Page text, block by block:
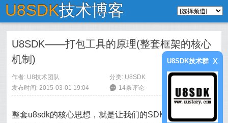
U8SDK技术博客
U8SDK——打包工具的原理(整套框架的核心
机制)
作者: U8技术团队 分类: U8SDK
发布时间: 2015-03-01 19:04
6 14条评论
整套u8sdk的核心思想，就是让我们的SDK接入成本，能
U8SDK技术群 x